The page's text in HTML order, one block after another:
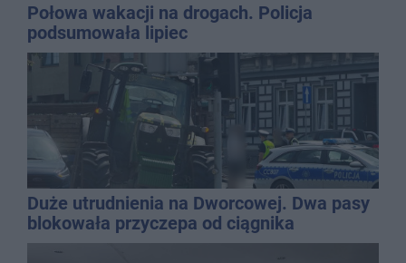
Połowa wakacji na drogach. Policja
podsumowała lipiec
Duże utrudnienia na Dworcowej. Dwa pasy
blokowała przyczepa od ciągnika